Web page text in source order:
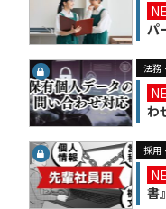
パ
法務
わ
採用
書